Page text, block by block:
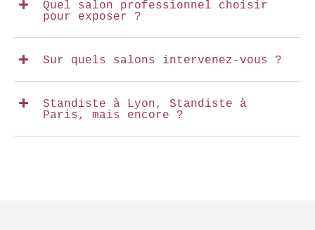
Quel salon professionnel choisir
pour exposer ?
Sur quels salons intervenez-vous ?
Standiste à Lyon, Standiste à
Paris, mais encore ?